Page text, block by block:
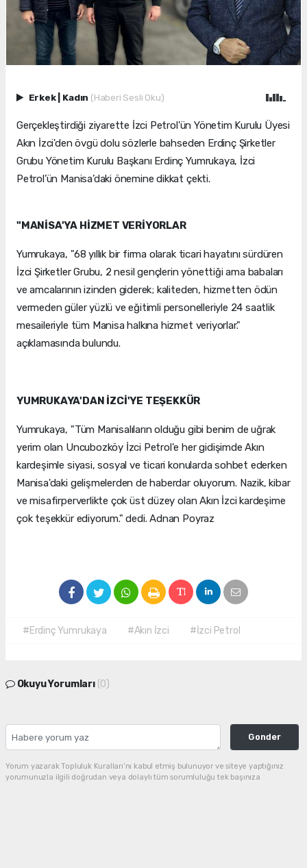
Erkek Kadın (Haberi Sesli Oku)
Gerçekleştirdiği ziyarette İzci Petrol'ün Yönetim Kurulu Üyesi
Akın İzci'den övgü dolu sözlerle bahseden Erdinç Şirketler
Grubu Yönetim Kurulu Başkanı Erdinç Yumrukaya, İzci
Petrol’ün Manisa’daki önemine dikkat çekti.
"MANİSA'YA HİZMET VERİYORLAR
Yumrukaya, "68 yıllık bir firma olarak ticari hayatını sürdüren
İzci Şirketler Grubu, 2 nesil gençlerin yönettiği ama babaları
ve amcalarının izinden giderek; kaliteden, hizmetten ödün
vermeden güler yüzlü ve eğitimli personelleriyle 24 saatlik
mesaileriyle tüm Manisa halkına hizmet veriyorlar."
açıklamasında bulundu.
YUMRUKAYA'DAN İZCİ'YE TEŞEKKÜR
Yumrukaya, "Tüm Manisalıların olduğu gibi benim de uğrak
yerim olan Uncubozköy İzci Petrol'e her gidişimde Akın
kardeşimle siyasi, sosyal ve ticari konularda sohbet ederken
Manisa'daki gelişmelerden de haberdar oluyorum. Nazik, kibar
ve misafirperverlikte çok üst düzey olan Akın İzci kardeşime
çok teşekkür ediyorum." dedi. Adnan Poyraz
#Erdinç Yumrukaya #Akın İzci #İzci Petrol
Okuyu Yorumları (0)
Gonder
Yorum yazarak Topluluk Kuralları’nı kabul etmiş bulunuyor ve siteye yaptığınız
yorumunuzla ilgili doğrudan veya dolaylı tüm sorumluluğu tek başınıza